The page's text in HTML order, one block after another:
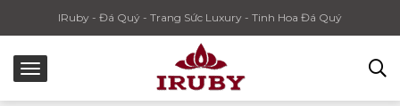
IRuby - Đá Quý - Trang Sức Luxury - Tinh Hoa Đá Quý